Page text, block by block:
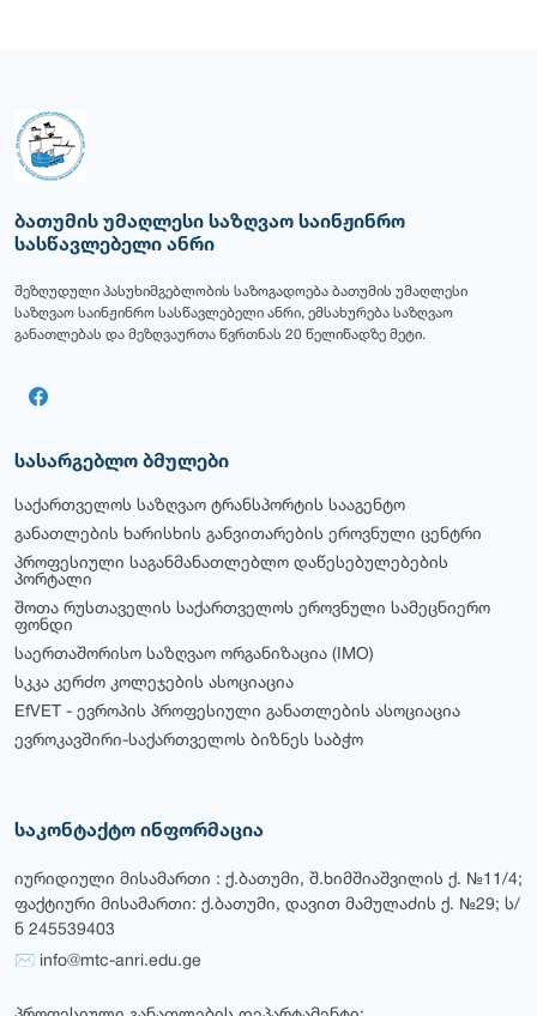
ბათუმის უმაღლესი საზღვაო საინჟინრო
სასწავლებელი ანრი
შეზღუდული პასუხიმგებლობის საზოგადოება ბათუმის უმაღლესი
საზღვაო საინჟინრო სასწავლებელი ანრი, ემსახურება საზღვაო
განათლებას და მეზღვაურთა წვრთნას 20 წელიწადზე მეტი.
სასარგებლო ბმულები
საქართველოს საზღვაო ტრანსპორტის სააგენტო
განათლების ხარისხის განვითარების ეროვნული ცენტრი
პროფესიული საგანმანათლებლო დაწესებულებების
პორტალი
შოთა რუსთაველის საქართველოს ეროვნული სამეცნიერო
ფონდი
საერთაშორისო საზღვაო ორგანიზაცია (IMO)
სკკა კერძო კოლეჯების ასოციაცია
EfVET - ევროპის პროფესიული განათლების ასოციაცია
ევროკავშირი-საქართველოს ბიზნეს საბჭო
საკონტაქტო ინფორმაცია
იურიდიული მისამართი : ქ.ბათუმი, შ.ხიმშიაშვილის ქ. №11/4;
ფაქტიური მისამართი: ქ.ბათუმი, დავით მამულაძის ქ. №29; ს/
ნ 245539403
✉ info@mtc-anri.edu.ge